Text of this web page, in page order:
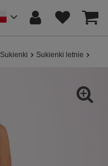
Sukienki Sukienki letnie